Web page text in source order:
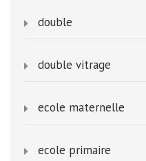
double
double vitrage
ecole maternelle
ecole primaire